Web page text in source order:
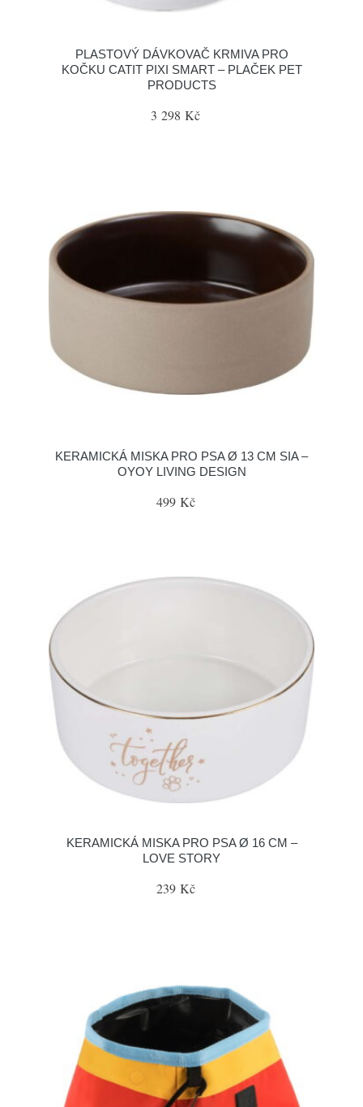
PLASTOVÝ DÁVKOVAČ KRMIVA PRO
KOČKU CATIT PIXI SMART – PLAČEK PET
PRODUCTS
3 298 Kč
KERAMICKÁ MISKA PRO PSA Ø 13 CM SIA –
OYOY LIVING DESIGN
499 Kč
KERAMICKÁ MISKA PRO PSA Ø 16 CM –
LOVE STORY
239 Kč